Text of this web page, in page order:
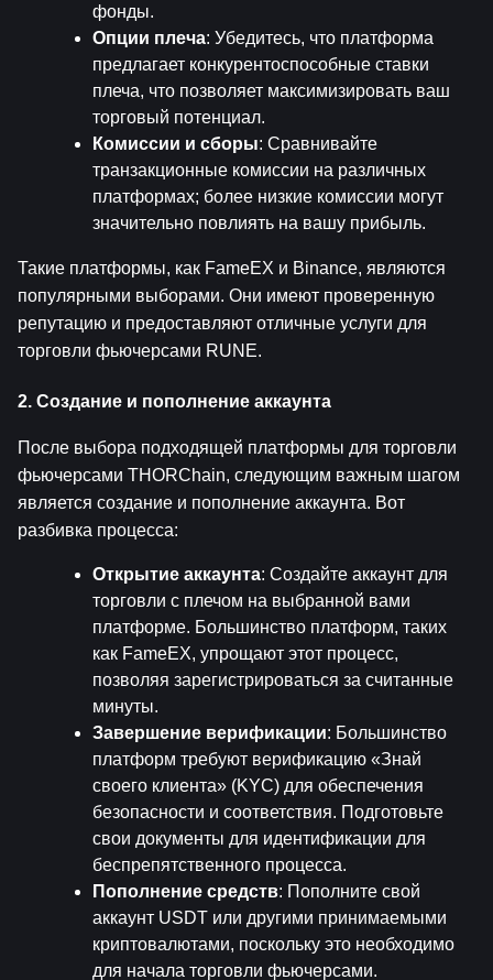
фонды.
Опции плеча: Убедитесь, что платформа
предлагает конкурентоспособные ставки
плеча, что позволяет максимизировать ваш
торговый потенциал.
Комиссии и сборы: Сравнивайте
транзакционные комиссии на различных
платформах; более низкие комиссии могут
значительно повлиять на вашу прибыль.
Такие платформы, как FameEX и Binance, являются
популярными выборами. Они имеют проверенную
репутацию и предоставляют отличные услуги для
торговли фьючерсами RUNE.
2. Создание и пополнение аккаунта
После выбора подходящей платформы для торговли
фьючерсами THORChain, следующим важным шагом
является создание и пополнение аккаунта. Вот
разбивка процесса:
Открытие аккаунта: Создайте аккаунт для
торговли с плечом на выбранной вами
платформе. Большинство платформ, таких
как FameEX, упрощают этот процесс,
позволяя зарегистрироваться за считанные
минуты.
Завершение верификации: Большинство
платформ требуют верификацию «Знай
своего клиента» (KYC) для обеспечения
безопасности и соответствия. Подготовьте
свои документы для идентификации для
беспрепятственного процесса.
Пополнение средств: Пополните свой
аккаунт USDT или другими принимаемыми
криптовалютами, поскольку это необходимо
для начала торговли фьючерсами.